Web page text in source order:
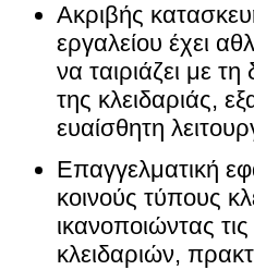
Ακριβής
εργαλείου έχει
να ταιριάζει με
της κλειδαριάς,
ευαίσθητη
Επαγγελματική
κοινούς τύπους
ικανοποιώντας
κλειδαριών,